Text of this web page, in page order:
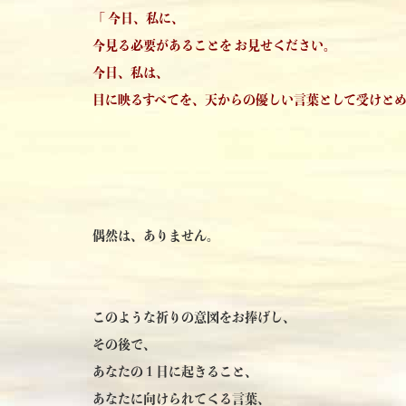
「 今日、私に、
今見る必要があることを お見せください。
今日、私は、
目に映るすべてを、天からの優しい言葉として受けと
偶然は、ありません。
このような祈りの意図をお捧げし、
その後で、
あなたの１日に起きること、
あなたに向けられてくる言葉、